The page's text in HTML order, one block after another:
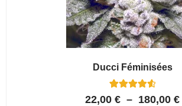
Ducci Féminisées
6
22,00 € – 180,00 €